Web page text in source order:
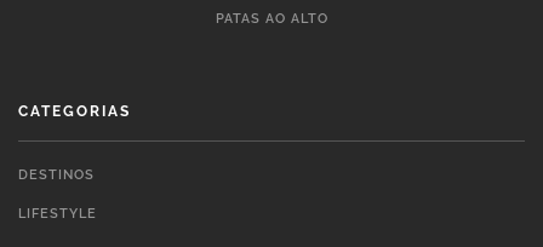
PATAS AO ALTO
CATEGORIAS
DESTINOS
LIFESTYLE